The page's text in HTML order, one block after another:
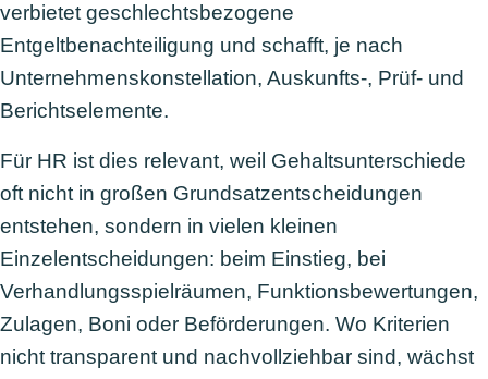
verbietet geschlechtsbezogene
Entgeltbenachteiligung und schafft, je nach
Unternehmenskonstellation, Auskunfts-, Prüf- und
Berichtselemente.
Für HR ist dies relevant, weil Gehaltsunterschiede
oft nicht in großen Grundsatzentscheidungen
entstehen, sondern in vielen kleinen
Einzelentscheidungen: beim Einstieg, bei
Verhandlungsspielräumen, Funktionsbewertungen,
Zulagen, Boni oder Beförderungen. Wo Kriterien
nicht transparent und nachvollziehbar sind, wächst